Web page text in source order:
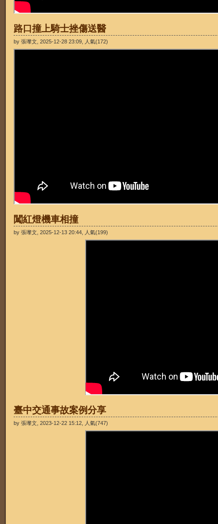
路口撞上騎士挫傷送醫
by 張瓈文, 2025-12-28 23:09, 人氣(172)
闖紅燈機車相撞
by 張瓈文, 2025-12-13 20:44, 人氣(199)
臺中交通事故案例分享
by 張瓈文, 2023-12-22 15:12, 人氣(747)